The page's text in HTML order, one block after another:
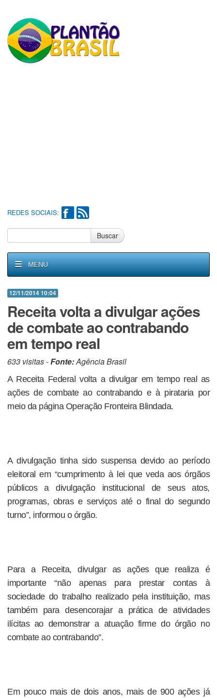
REDES SOCIAIS:
Buscar
MENU
12/11/2014 10:04
Receita volta a divulgar ações
de combate ao contrabando
em tempo real
633 visitas -Fonte:Agência Brasil
A Receita Federal volta a divulgar em tempo real as
ações de combate ao contrabando e à pirataria por
meio da página Operação Fronteira Blindada.
A divulgação tinha sido suspensa devido ao período
eleitoral em “cumprimento à lei que veda aos órgãos
públicos a divulgação institucional de seus atos,
programas, obras e serviços até o final do segundo
turno”, informou o órgão.
Para a Receita, divulgar as ações que realiza é
importante “não apenas para prestar contas à
sociedade do trabalho realizado pela instituição, mas
também para desencorajar a prática de atividades
ilícitas ao demonstrar a atuação firme do órgão no
combate ao contrabando”.
Em pouco mais de dois anos, mais de 900 ações já